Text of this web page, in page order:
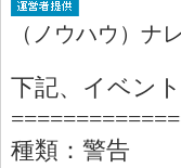
（ノウハウ）
下記、イベン
種類：警告